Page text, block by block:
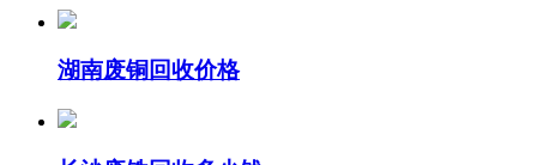
湖南废铜回收价格